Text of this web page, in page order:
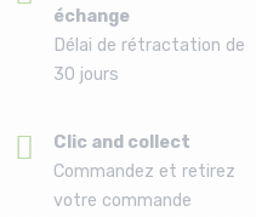
échange
Délai de rétractation de
30 jours
Clic and collect
Commandez et retirez
votre commande